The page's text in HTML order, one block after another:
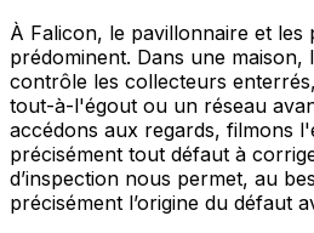
À Falicon, le pavillonnaire et les
prédominent. Dans une maison,
contrôle les collecteurs
tout-à-l'égout ou un réseau
accédons aux regards, filmons
précisément tout défaut à
d’inspection nous permet, au
précisément l’origine du défaut